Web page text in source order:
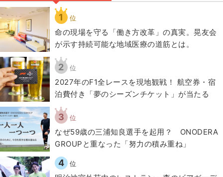
1 位
​命の現場を守る「働き方改革」の真実。晃友会
が示す持続可能な地域医療の道筋とは。
2 位
2027年のF1全レースを現地観戦！ 航空券・宿
泊費付き「夢のシーズンチケット」が当たる
3 位
なぜ59歳の三浦知良選手を起用？ ONODERA
GROUPと重なった「努力の積み重ね」
4 位